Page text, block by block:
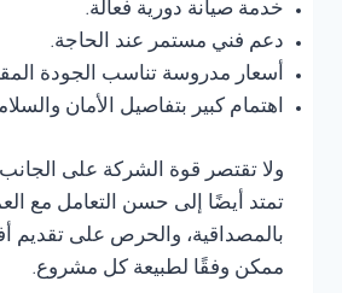
خدمة صيانة دورية فعالة.
دعم فني مستمر عند الحاجة.
أسعار مدروسة تناسب الجودة
اهتمام كبير بتفاصيل الأمان
ولا تقتصر قوة الشركة على
تمتد أيضًا إلى حسن التعامل مع
بالمصداقية، والحرص على تقديم
ممكن وفقًا لطبيعة كل مشروع.